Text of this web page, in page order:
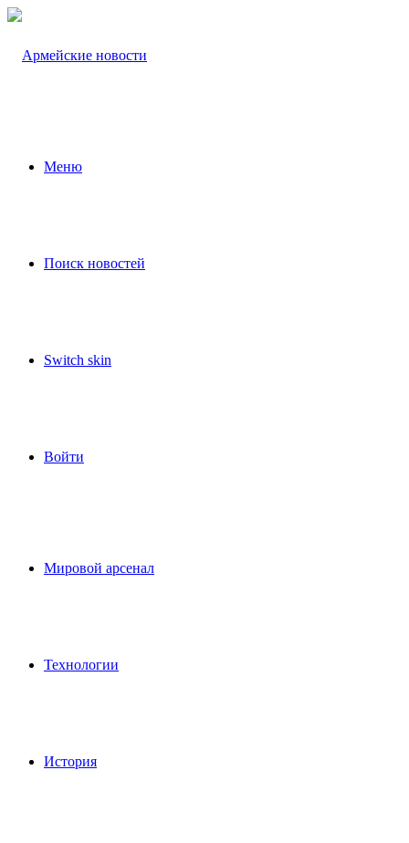
Меню
Поиск новостей
Switch skin
Войти
Мировой арсенал
Технологии
История